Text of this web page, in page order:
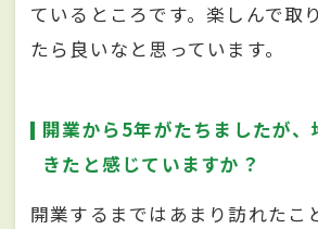
ているところです。楽しんで取
たら良いなと思っています。
開業から5年がたちましたが、
きたと感じていますか？
開業するまではあまり訪れたこ